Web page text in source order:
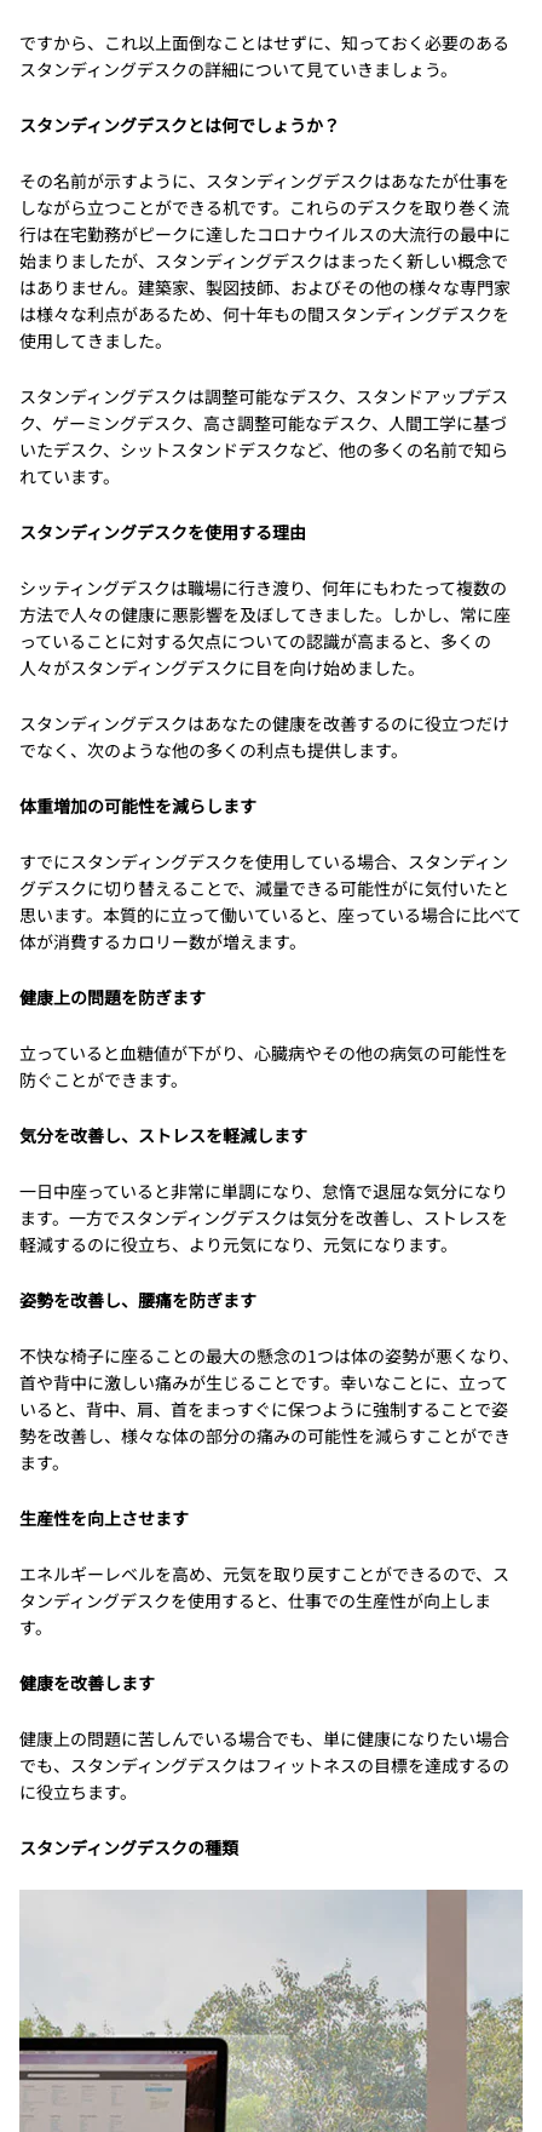
ですから、これ以上面倒なことはせずに、知っておく必要のある
スタンディングデスクの詳細について見ていきましょう。
スタンディングデスクとは何でしょうか？
その名前が示すように、スタンディングデスクはあなたが仕事を
しながら立つことができる机です。これらのデスクを取り巻く流
行は在宅勤務がピークに達したコロナウイルスの大流行の最中に
始まりましたが、スタンディングデスクはまったく新しい概念で
はありません。建築家、製図技師、およびその他の様々な専門家
は様々な利点があるため、何十年もの間スタンディングデスクを
使用してきました。
スタンディングデスクは調整可能なデスク、スタンドアップデス
ク、ゲーミングデスク、高さ調整可能なデスク、人間工学に基づ
いたデスク、シットスタンドデスクなど、他の多くの名前で知ら
れています。
スタンディングデスクを使用する理由
シッティングデスクは職場に行き渡り、何年にもわたって複数の
方法で人々の健康に悪影響を及ぼしてきました。しかし、常に座
っていることに対する欠点についての認識が高まると、多くの
人々がスタンディングデスクに目を向け始めました。
スタンディングデスクはあなたの健康を改善するのに役立つだけ
でなく、次のような他の多くの利点も提供します。
体重増加の可能性を減らします
すでにスタンディングデスクを使用している場合、スタンディン
グデスクに切り替えることで、減量できる可能性がに気付いたと
思います。本質的に立って働いていると、座っている場合に比べて
体が消費するカロリー数が増えます。
健康上の問題を防ぎます
立っていると血糖値が下がり、心臓病やその他の病気の可能性を
防ぐことができます。
気分を改善し、ストレスを軽減します
一日中座っていると非常に単調になり、怠惰で退屈な気分になり
ます。一方でスタンディングデスクは気分を改善し、ストレスを
軽減するのに役立ち、より元気になり、元気になります。
姿勢を改善し、腰痛を防ぎます
不快な椅子に座ることの最大の懸念の1つは体の姿勢が悪くなり、
首や背中に激しい痛みが生じることです。幸いなことに、立って
いると、背中、肩、首をまっすぐに保つように強制することで姿
勢を改善し、様々な体の部分の痛みの可能性を減らすことができ
ます。
生産性を向上させます
エネルギーレベルを高め、元気を取り戻すことができるので、ス
タンディングデスクを使用すると、仕事での生産性が向上しま
す。
健康を改善します
健康上の問題に苦しんでいる場合でも、単に健康になりたい場合
でも、スタンディングデスクはフィットネスの目標を達成するの
に役立ちます。
スタンディングデスクの種類